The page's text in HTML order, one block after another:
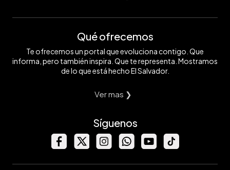
Qué ofrecemos
Te ofrecemos un portal que evoluciona contigo. Que
informa, pero también inspira. Que te representa. Mostramos
de lo que está hecho El Salvador.
Ver mas ❯
Síguenos